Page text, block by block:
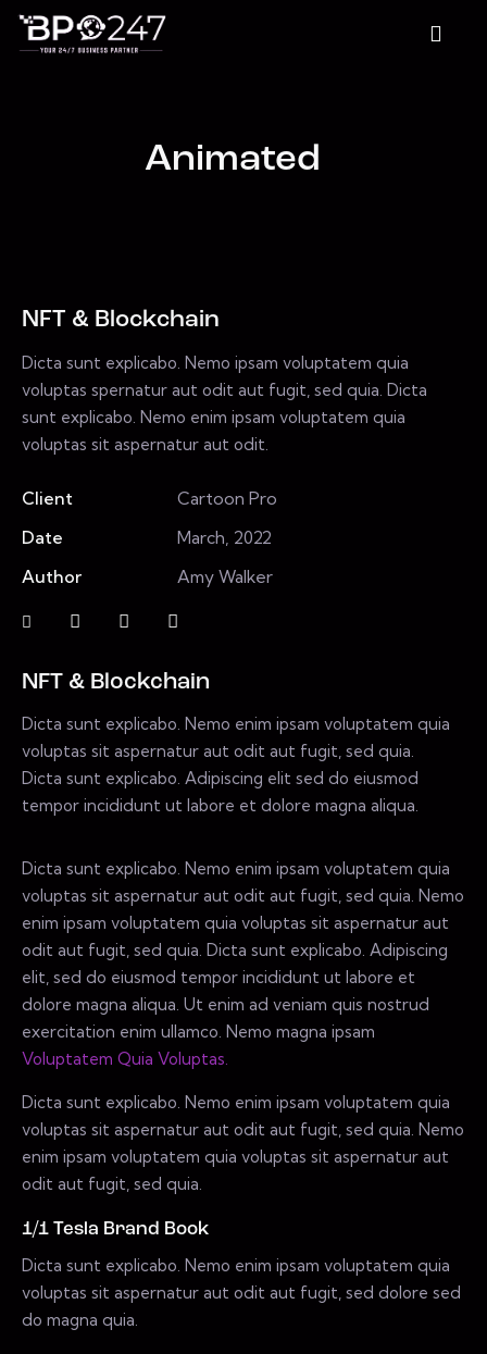
Animated
NFT & Blockchain
Dicta sunt explicabo. Nemo ipsam voluptatem quia
voluptas spernatur aut odit aut fugit, sed quia. Dicta
sunt explicabo. Nemo enim ipsam voluptatem quia
voluptas sit aspernatur aut odit.
Client
Cartoon Pro
Date
March, 2022
Author
Amy Walker
NFT & Blockchain
Dicta sunt explicabo. Nemo enim ipsam voluptatem quia
voluptas sit aspernatur aut odit aut fugit, sed quia.
Dicta sunt explicabo. Adipiscing elit sed do eiusmod
tempor incididunt ut labore et dolore magna aliqua.
Dicta sunt explicabo. Nemo enim ipsam voluptatem quia
voluptas sit aspernatur aut odit aut fugit, sed quia. Nemo
enim ipsam voluptatem quia voluptas sit aspernatur aut
odit aut fugit, sed quia. Dicta sunt explicabo. Adipiscing
elit, sed do eiusmod tempor incididunt ut labore et
dolore magna aliqua. Ut enim ad veniam quis nostrud
exercitation enim ullamco. Nemo magna ipsam
Voluptatem Quia Voluptas.
Dicta sunt explicabo. Nemo enim ipsam voluptatem quia
voluptas sit aspernatur aut odit aut fugit, sed quia. Nemo
enim ipsam voluptatem quia voluptas sit aspernatur aut
odit aut fugit, sed quia.
1/1 Tesla Brand Book
Dicta sunt explicabo. Nemo enim ipsam voluptatem quia
voluptas sit aspernatur aut odit aut fugit, sed dolore sed
do magna quia.